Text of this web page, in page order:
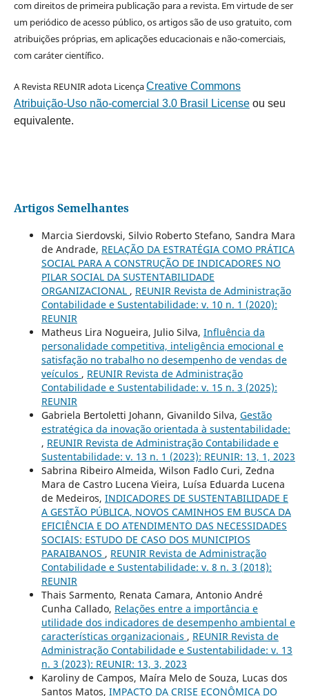
com direitos de primeira publicação para a revista. Em virtude de ser
um periódico de acesso público, os artigos são de uso gratuito, com
atribuições próprias, em aplicações educacionais e não-comerciais,
com caráter científico.
A Revista REUNIR adota LicençaCreative Commons
Atribuição-Uso não-comercial 3.0 Brasil Licenseou seu
equivalente.
Artigos Semelhantes
Marcia Sierdovski, Silvio Roberto Stefano, Sandra Mara
de Andrade, RELAÇÃO DA ESTRATÉGIA COMO PRÁTICA
SOCIAL PARA A CONSTRUÇÃO DE INDICADORES NO
PILAR SOCIAL DA SUSTENTABILIDADE
ORGANIZACIONAL , REUNIR Revista de Administração
Contabilidade e Sustentabilidade: v. 10 n. 1 (2020):
REUNIR
Matheus Lira Nogueira, Julio Silva, Influência da
personalidade competitiva, inteligência emocional e
satisfação no trabalho no desempenho de vendas de
veículos , REUNIR Revista de Administração
Contabilidade e Sustentabilidade: v. 15 n. 3 (2025):
REUNIR
Gabriela Bertoletti Johann, Givanildo Silva, Gestão
estratégica da inovação orientada à sustentabilidade:
, REUNIR Revista de Administração Contabilidade e
Sustentabilidade: v. 13 n. 1 (2023): REUNIR: 13, 1, 2023
Sabrina Ribeiro Almeida, Wilson Fadlo Curi, Zedna
Mara de Castro Lucena Vieira, Luísa Eduarda Lucena
de Medeiros, INDICADORES DE SUSTENTABILIDADE E
A GESTÃO PÚBLICA, NOVOS CAMINHOS EM BUSCA DA
EFICIÊNCIA E DO ATENDIMENTO DAS NECESSIDADES
SOCIAIS: ESTUDO DE CASO DOS MUNICIPIOS
PARAIBANOS , REUNIR Revista de Administração
Contabilidade e Sustentabilidade: v. 8 n. 3 (2018):
REUNIR
Thais Sarmento, Renata Camara, Antonio André
Cunha Callado, Relações entre a importância e
utilidade dos indicadores de desempenho ambiental e
características organizacionais , REUNIR Revista de
Administração Contabilidade e Sustentabilidade: v. 13
n. 3 (2023): REUNIR: 13, 3, 2023
Karoliny de Campos, Maíra Melo de Souza, Lucas dos
Santos Matos, IMPACTO DA CRISE ECONÔMICA DO